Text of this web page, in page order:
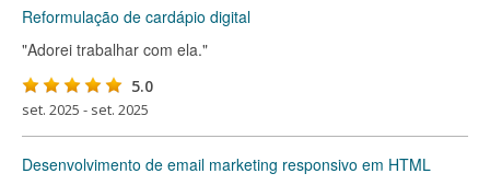
Reformulação de cardápio digital
"Adorei trabalhar com ela."
5.0
set. 2025 - set. 2025
Desenvolvimento de email marketing responsivo em HTML